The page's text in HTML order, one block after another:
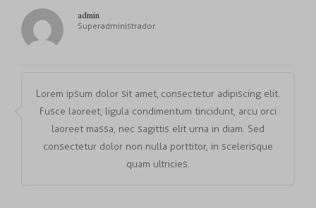
admin
Superadministrador
Lorem ipsum dolor sit amet, consectetur adipiscing elit.
Fusce laoreet, ligula condimentum tincidunt, arcu orci
laoreet massa, nec sagittis elit urna in diam. Sed
consectetur dolor non nulla porttitor, in scelerisque
quam ultricies.